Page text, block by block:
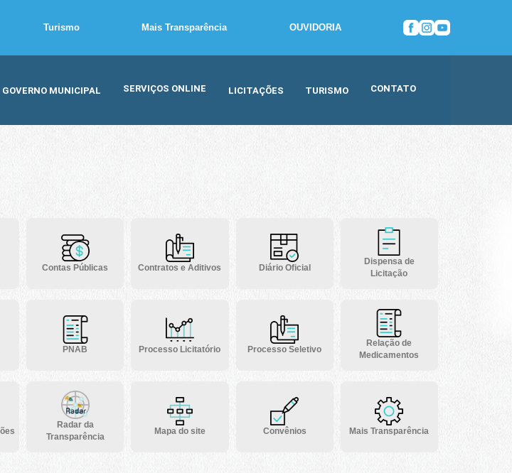
Turismo Mais Transparência OUVIDORIA
GOVERNO MUNICIPAL SERVIÇOS ONLINE LICITAÇÕES TURISMO CONTATO
Contas Públicas Contratos e Aditivos Diário Oficial
Dispensa de
Licitação
PNAB Processo Licitatório Processo Seletivo
Relação de
Medicamentos
Radar da
Transparência
Mapa do site Convênios Mais Transparência